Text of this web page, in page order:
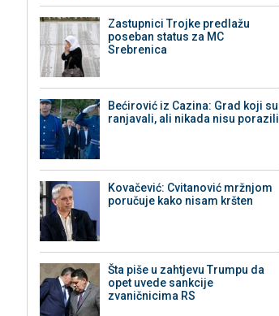
Zastupnici Trojke predlažu
poseban status za MC
Srebrenica
Bećirović iz Cazina: Grad koji su
ranjavali, ali nikada nisu porazili
Kovačević: Cvitanović mržnjom
poručuje kako nisam kršten
Šta piše u zahtjevu Trumpu da
opet uvede sankcije
zvaničnicima RS